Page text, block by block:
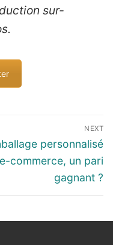
sur-
NEXT
personnalisé
commerce, un pari
gagnant ?